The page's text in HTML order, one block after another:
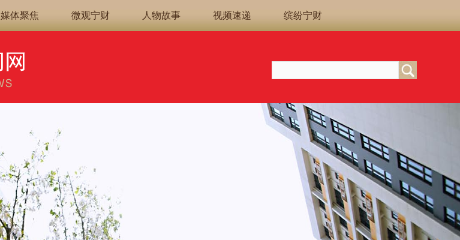
媒体聚焦 微观宁财 人物故事 视频速递 缤纷宁财